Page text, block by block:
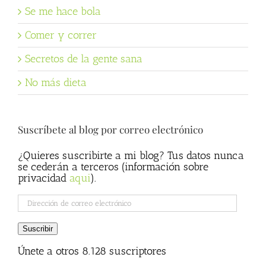
Se me hace bola
Comer y correr
Secretos de la gente sana
No más dieta
Suscríbete al blog por correo electrónico
¿Quieres suscribirte a mi blog? Tus datos nunca
se cederán a terceros (información sobre
privacidad aqui).
Dirección
de
correo
electrónico
Suscribir
Únete a otros 8.128 suscriptores